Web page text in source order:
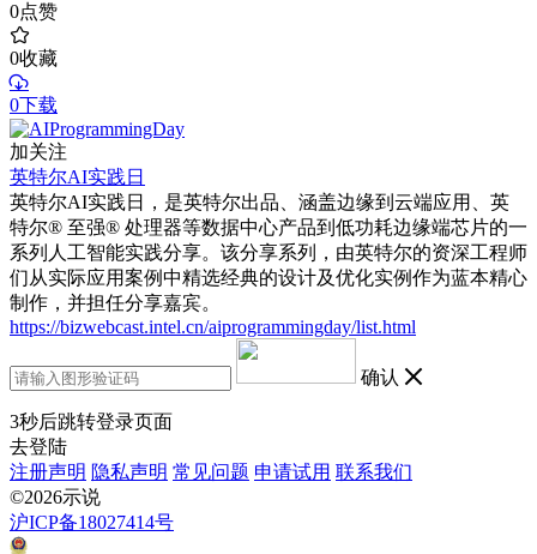
0点赞
0收藏
0下载
加关注
英特尔AI实践日
英特尔AI实践日，是英特尔出品、涵盖边缘到云端应用、英
特尔® 至强® 处理器等数据中心产品到低功耗边缘端芯片的一
系列人工智能实践分享。该分享系列，由英特尔的资深工程师
们从实际应用案例中精选经典的设计及优化实例作为蓝本精心
制作，并担任分享嘉宾。
https://bizwebcast.intel.cn/aiprogrammingday/list.html
确认
3秒后跳转登录页面
去登陆
注册声明 隐私声明 常见问题 申请试用 联系我们
©2026示说
沪ICP备18027414号